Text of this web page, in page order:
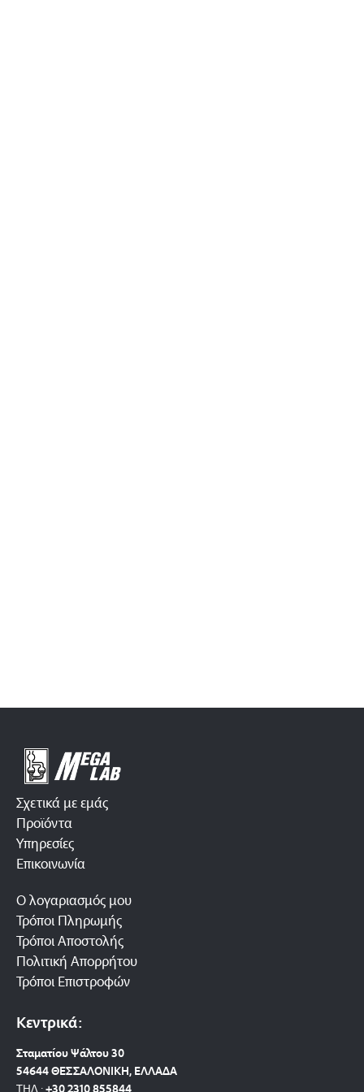
Σχετικά με εμάς
Προϊόντα
Υπηρεσίες
Επικοινωνία
Ο λογαριασμός μου
Τρόποι Πληρωμής
Τρόποι Αποστολής
Πολιτική Απορρήτου
Τρόποι Επιστροφών
Κεντρικά:
Σταματίου Ψάλτου 30
54644 ΘΕΣΣΑΛΟΝΙΚΗ, ΕΛΛΑΔΑ
ΤΗΛ.:+30 2310 855844